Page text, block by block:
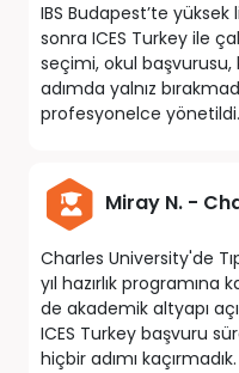
Amerika
Kanada
İtalya
Almanya
IBS Budapest’te
sonra ICES Turkey ile
seçimi, okul
adımda yalnız
profesyonelce yönetildi.
Miray N. -
Charles University'de
yıl hazırlık programına
de akademik altyapı
ICES Turkey başvuru
hiçbir adımı kaçırmadık.